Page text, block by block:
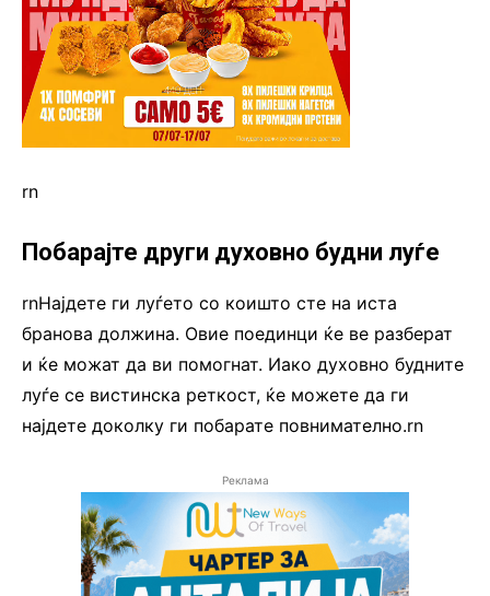
rn
Побарајте други духовно будни луѓе
rnНајдете ги луѓето со коишто сте на иста
бранова должина. Овие поединци ќе ве разберат
и ќе можат да ви помогнат. Иако духовно будните
луѓе се вистинска реткост, ќе можете да ги
најдете доколку ги побарате повнимателно.rn
Реклама